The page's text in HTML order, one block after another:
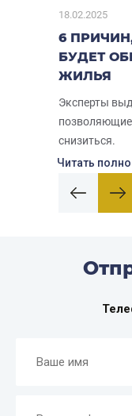
18.02.2025
6
БУДЕТ
ЖИЛЬЯ
Эксперты
снизиться.
Читать